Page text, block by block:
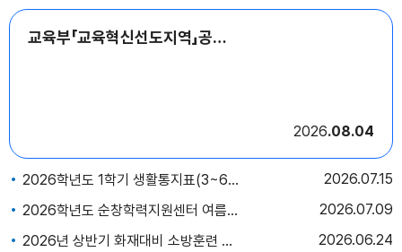
교육부「교육혁신선도지역」공모 사업 순창교육공동체 의견 수렴 설문조사 참여 협조
2026 08.04
2026학년도 1학기 생활통지표(3~6학년 총괄평가 통지표) 및 이의신청서 2026 07.15
2026학년도 순창학력지원센터 여름방학 프로그램 안내
2026 07.09
2026년 상반기 화재대비 소방훈련 국민행동요령 안내
2026 06.24